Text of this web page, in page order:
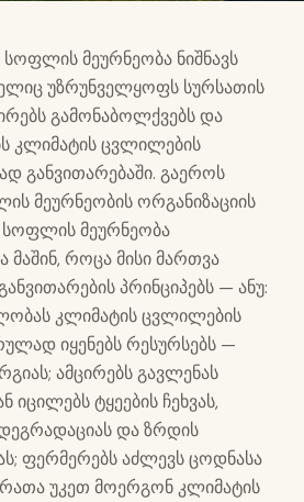
მეურნეობა ნიშნავს
უზრუნველყოფს სურსათის
გამონაბოლქვებს და
კლიმატის ცვლილების
განვითარებაში. გაეროს
მეურნეობის ორგანიზაციის
სოფლის მეურნეობა
როცა მისი მართვა
პრინციპებს — ანუ:
კლიმატის ცვლილების
იყენებს რესურსებს —
ამცირებს გავლენას
ტყეების ჩეხვას,
და ზრდის
ფერმერებს აძლევს ცოდნასა
უკეთ მოერგონ კლიმატის